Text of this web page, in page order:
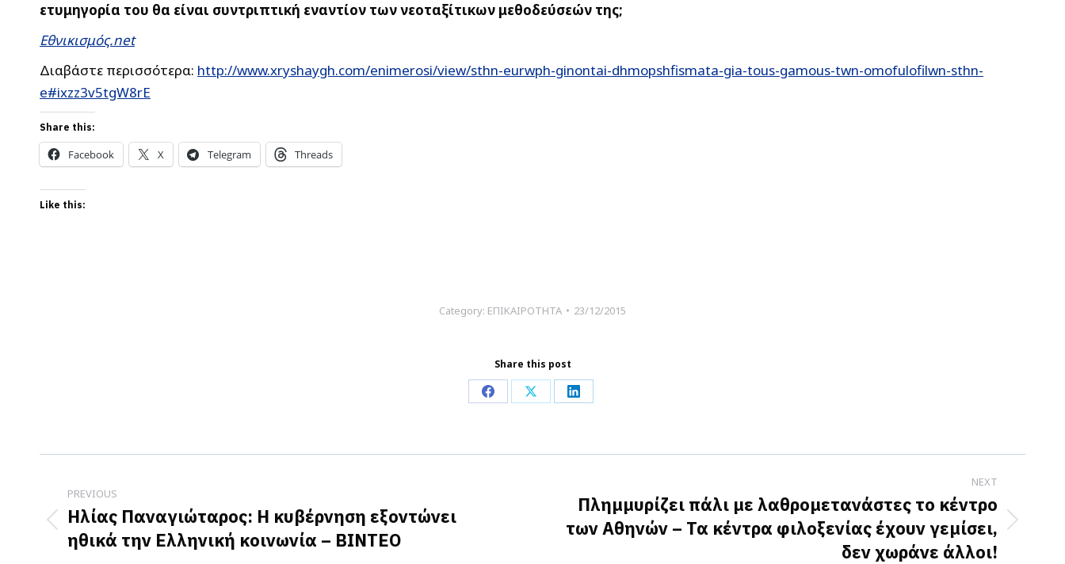
ετυμηγορία του θα είναι συντριπτική εναντίον των νεοταξίτικων μεθοδεύσεών της;
Εθνικισμός.net
Διαβάστε περισσότερα: http://www.xryshaygh.com/enimerosi/view/sthn-eurwph-ginontai-dhmopshfismata-gia-tous-gamous-twn-omofulofilwn-sthn-
e#ixzz3v5tgW8rE
Share this:
Facebook X Telegram Threads
Like this:
Category: ΕΠΙΚΑΙΡΟΤΗΤΑ 23/12/2015
Share this post
Share
Facebook
Share
X
Share
LinkedIn
navigation
PREVIOUS
Previous
post:
Ηλίας Παναγιώταρος: Η κυβέρνηση εξοντώνει
ηθικά την Ελληνική κοινωνία – ΒΙΝΤΕΟ
NEXT
Next
Πλημμυρίζει πάλι με λαθρομετανάστες το κέντρο
των Αθηνών – Τα κέντρα φιλοξενίας έχουν γεμίσει,
δεν χωράνε άλλοι!